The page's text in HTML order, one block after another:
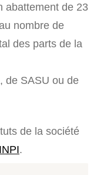
abattement de 23
nombre de
des parts de la
de SASU ou de
de la société
.